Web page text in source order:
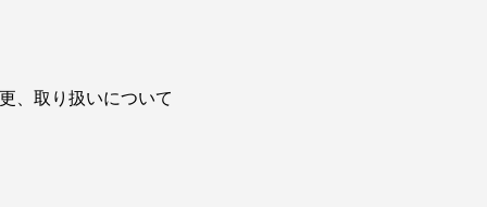
、取り扱いについて